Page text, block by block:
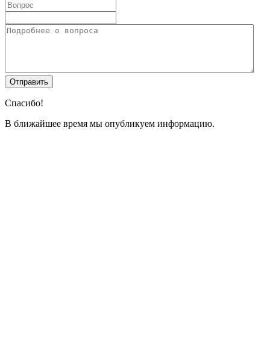
Спасибо!
В ближайшее время мы опубликуем информацию.